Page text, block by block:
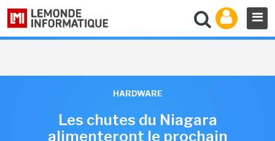
HARDWARE
Les chutes du Niagara
alimenteront le prochain